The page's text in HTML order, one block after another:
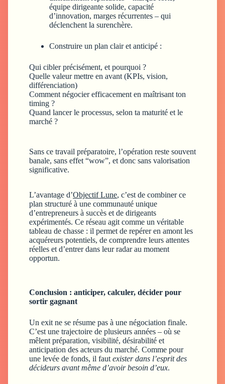
équipe dirigeante solide, capacité
d’innovation, marges récurrentes – qui
déclenchent la surenchère.
Construire un plan clair et anticipé :
Qui cibler précisément, et pourquoi ?
Quelle valeur mettre en avant (KPIs, vision,
différenciation)
Comment négocier efficacement en maîtrisant ton
timing ?
Quand lancer le processus, selon ta maturité et le
marché ?
Sans ce travail préparatoire, l’opération reste souvent
banale, sans effet “wow”, et donc sans valorisation
significative.
L’avantage d’Objectif Lune, c’est de combiner ce
plan structuré à une communauté unique
d’entrepreneurs à succès et de dirigeants
expérimentés. Ce réseau agit comme un véritable
tableau de chasse : il permet de repérer en amont les
acquéreurs potentiels, de comprendre leurs attentes
réelles et d’entrer dans leur radar au moment
opportun.
Conclusion : anticiper, calculer, décider pour
sortir gagnant
Un exit ne se résume pas à une négociation finale.
C’est une trajectoire de plusieurs années – où se
mêlent préparation, visibilité, désirabilité et
anticipation des acteurs du marché. Comme pour
une levée de fonds, il faut exister dans l’esprit des
décideurs avant même d’avoir besoin d’eux.